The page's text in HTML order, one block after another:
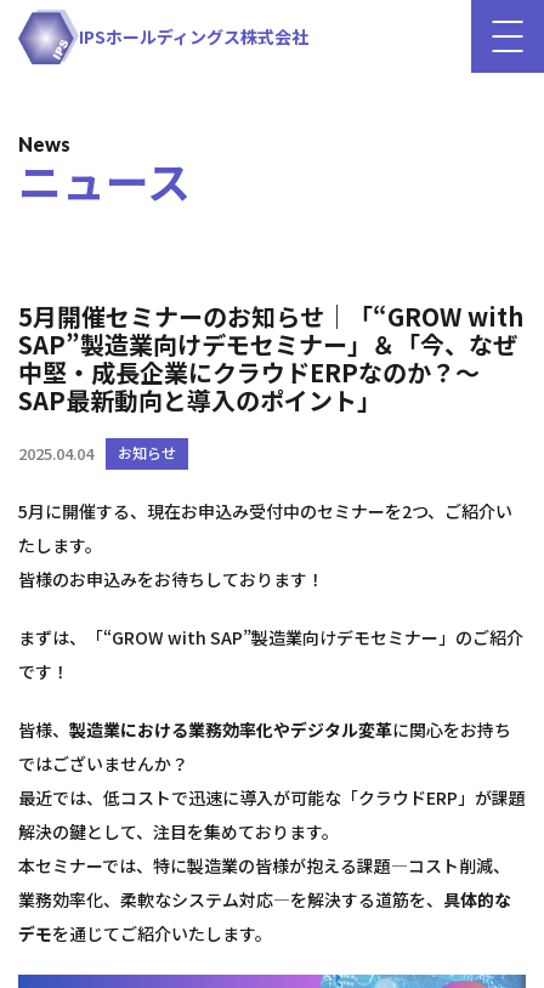
IPSホールディングス株式会社
News
ニュース
5月開催セミナーのお知らせ｜「“GROW with
SAP”製造業向けデモセミナー」＆「今、なぜ
中堅・成長企業にクラウドERPなのか？～
SAP最新動向と導入のポイント」
2025.04.04 お知らせ
5月に開催する、現在お申込み受付中のセミナーを2つ、ご紹介い
たします。
皆様のお申込みをお待ちしております！
まずは、「“GROW with SAP”製造業向けデモセミナー」のご紹介
です！
皆様、 製造業における業務効率化やデジタル変革に関心をお持ち
ではございませんか？
最近では、低コストで迅速に導入が可能な「クラウドERP」が課題
解決の鍵として、注目を集めております。
本セミナーでは、特に製造業の皆様が抱える課題—コスト削減、
業務効率化、柔軟なシステム対応—を解決する道筋を、 具体的な
デモを通じてご紹介いたします。